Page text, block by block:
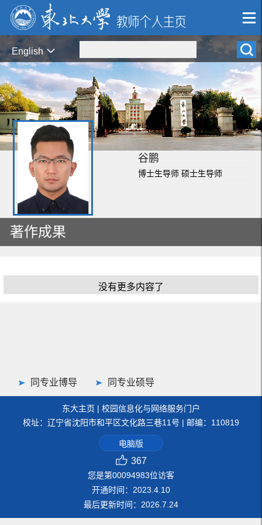
English
谷鹏
博士生导师 硕士生导师
著作成果
没有更多内容了
同专业博导 同专业硕导
东大主页 | 校园信息化与网络服务门户
校址：辽宁省沈阳市和平区文化路三巷11号 | 邮编：110819
电脑版
367
您是第00094983位访客
开通时间： 2023 4 10
最后更新时间： 2026 7 24